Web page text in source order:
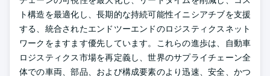
ト構造を最適化し、長期的な持続可能性イニシアチブを支援
する、統合されたエンドツーエンドのロジスティクスネット
ワークをますます優先しています。これらの進歩は、自動車
ロジスティクス市場を再定義し、世界のサプライチェーン全
体での車両、部品、および構成要素のより迅速、安全、かつ